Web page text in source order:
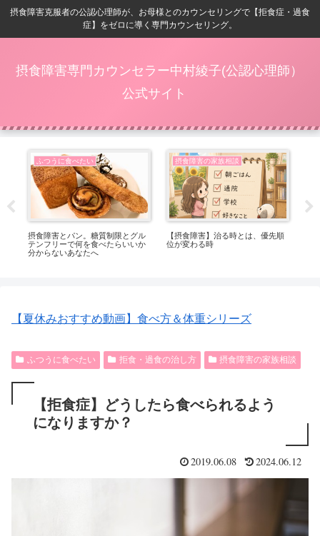
摂食障害克服者の公認心理師が、お母様とのカウンセリングで【拒食症・過食
症】をゼロに導く専門カウンセリング。
摂食障害専門カウンセラー中村綾子(公認心理師）
公式サイト
ふつうに食べたい
摂食障害とパン。糖質制限とグル
テンフリーで何を食べたらいいか
分からないあなたへ
摂食障害の家族相談
【摂食障害】治る時とは、優先順
位が変わる時
【夏休みおすすめ動画】食べ方＆体重シリーズ
ふつうに食べたい 拒食・過食の治し方 摂食障害の家族相談
【拒食症】どうしたら食べられるよう
になりますか？
2019.06.08 2024.06.12